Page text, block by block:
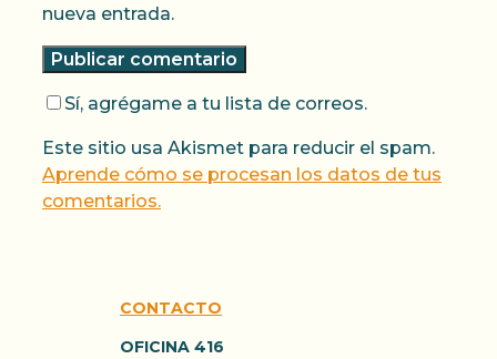
nueva entrada.
Sí, agrégame a tu lista de correos.
Este sitio usa Akismet para reducir el spam.
Aprende cómo se procesan los datos de tus
comentarios.
CONTACTO
OFICINA 416